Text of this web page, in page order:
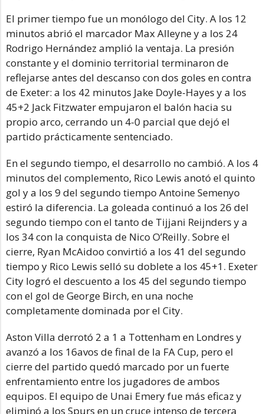
El primer tiempo fue un monólogo del City. A los 12
minutos abrió el marcador Max Alleyne y a los 24
Rodrigo Hernández amplió la ventaja. La presión
constante y el dominio territorial terminaron de
reflejarse antes del descanso con dos goles en contra
de Exeter: a los 42 minutos Jake Doyle-Hayes y a los
45+2 Jack Fitzwater empujaron el balón hacia su
propio arco, cerrando un 4-0 parcial que dejó el
partido prácticamente sentenciado.
En el segundo tiempo, el desarrollo no cambió. A los 4
minutos del complemento, Rico Lewis anotó el quinto
gol y a los 9 del segundo tiempo Antoine Semenyo
estiró la diferencia. La goleada continuó a los 26 del
segundo tiempo con el tanto de Tijjani Reijnders y a
los 34 con la conquista de Nico O’Reilly. Sobre el
cierre, Ryan McAidoo convirtió a los 41 del segundo
tiempo y Rico Lewis selló su doblete a los 45+1. Exeter
City logró el descuento a los 45 del segundo tiempo
con el gol de George Birch, en una noche
completamente dominada por el City.
Aston Villa derrotó 2 a 1 a Tottenham en Londres y
avanzó a los 16avos de final de la FA Cup, pero el
cierre del partido quedó marcado por un fuerte
enfrentamiento entre los jugadores de ambos
equipos. El equipo de Unai Emery fue más eficaz y
eliminó a los Spurs en un cruce intenso de tercera